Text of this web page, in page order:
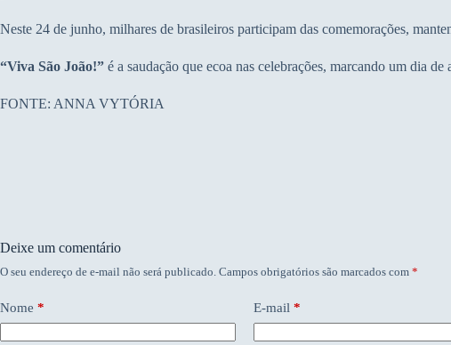
Neste 24 de junho, milhares de brasileiros participam das comemorações,
“Viva São João!” é a saudação que ecoa nas celebrações, marcando um dia
FONTE: ANNA VYTÓRIA
Deixe um comentário
O seu endereço de e-mail não será publicado. Campos obrigatórios são marcados com *
Nome * E-mail *